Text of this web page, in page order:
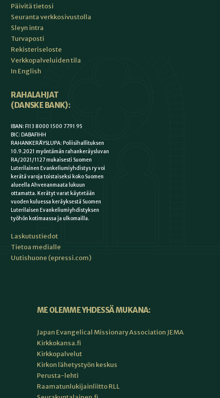
Päivitä tietosi
Seuranta verkkosivustolla
Sleyn intra
Turvaposti
Rekisteriseloste
Verkkopalveluiden tila
In English
RAHALAHJAT
(DANSKE BANK):
IBAN: FI13 8000 1500 7791 95
BIC: DABAFIHH
RAHANKERÄYSLUPA: Poliisihallituksen
10.9.2021 myöntämän rahankeräysluvan
RA/2021/1127 mukaisesti Suomen
Luterilainen Evankeliumiyhdistys ry voi
kerätä varoja toistaiseksi koko Suomen
alueella Ahvenanmaata lukuun
ottamatta. Kerätyt varat käytetään
vuoden kuluessa keräyksestä Suomen
Luterilaisen Evankeliumiyhdistyksen
työhön kotimaassa ja ulkomailla.
Laskutustiedot
Tietoa medialle
Uutishuone (epressi.com)
ME OLEMME YHDESSÄ MUKANA:
Japan Evangelical Missionary Association JEMA
Kirkkokansa.fi
Kirkkopalvelut
Kirkon lähetystyön keskus
Perusta-lehti
Raamatunlukijainliitto RLL